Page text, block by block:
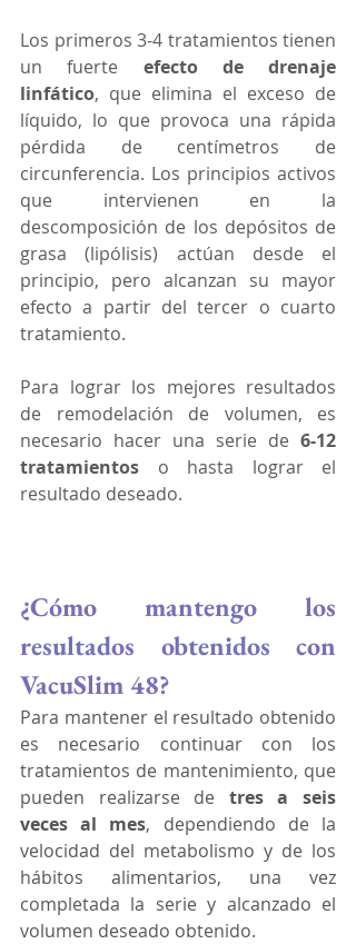
Los primeros 3-4 tratamientos tienen
un fuerte efecto de drenaje
linfático, que elimina el exceso de
líquido, lo que provoca una rápida
pérdida de centímetros de
circunferencia. Los principios activos
que intervienen en la
descomposición de los depósitos de
grasa (lipólisis) actúan desde el
principio, pero alcanzan su mayor
efecto a partir del tercer o cuarto
tratamiento.
Para lograr los mejores resultados
de remodelación de volumen, es
necesario hacer una serie de 6-12
tratamientos o hasta lograr el
resultado deseado.
¿Cómo mantengo los
resultados obtenidos con
VacuSlim 48?
Para mantener el resultado obtenido
es necesario continuar con los
tratamientos de mantenimiento, que
pueden realizarse de tres a seis
veces al mes, dependiendo de la
velocidad del metabolismo y de los
hábitos alimentarios, una vez
completada la serie y alcanzado el
volumen deseado obtenido.